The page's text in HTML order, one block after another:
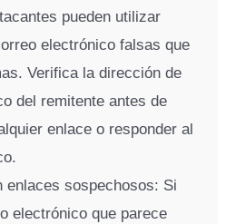
pueden utilizar
electrónico falsas que
Verifica la dirección de
del remitente antes de
enlace o responder al
enlaces sospechosos: Si
electrónico que parece